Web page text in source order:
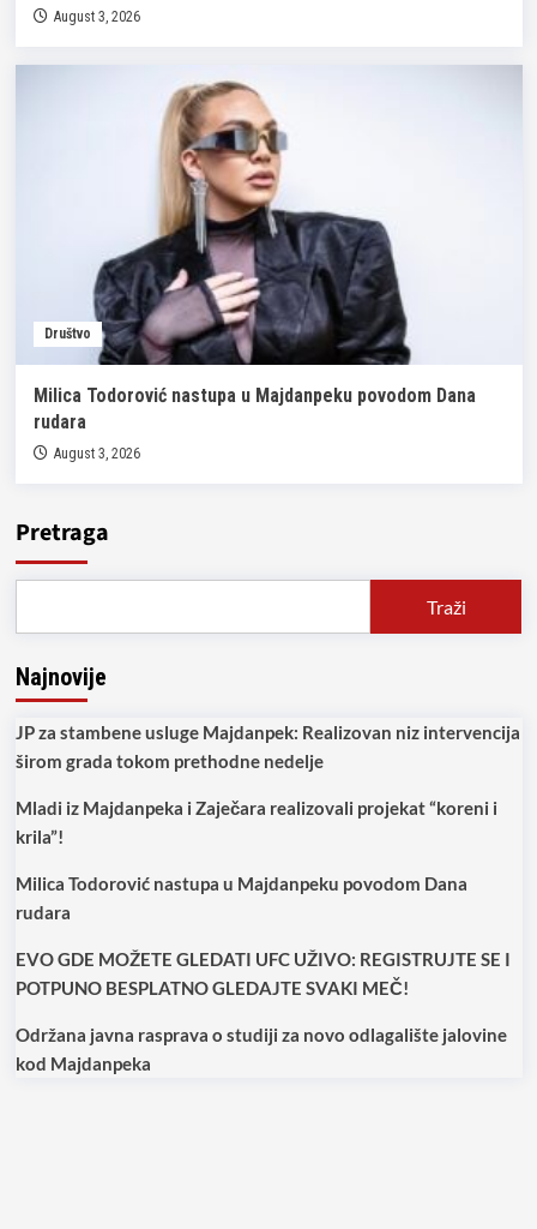
August 3, 2026
Društvo
Milica Todorović nastupa u Majdanpeku povodom Dana
rudara
August 3, 2026
Pretraga
Traži
Najnovije
JP za stambene usluge Majdanpek: Realizovan niz intervencija
širom grada tokom prethodne nedelje
Mladi iz Majdanpeka i Zaječara realizovali projekat “koreni i
krila”!
Milica Todorović nastupa u Majdanpeku povodom Dana
rudara
EVO GDE MOŽETE GLEDATI UFC UŽIVO: REGISTRUJTE SE I
POTPUNO BESPLATNO GLEDAJTE SVAKI MEČ!
Održana javna rasprava o studiji za novo odlagalište jalovine
kod Majdanpeka